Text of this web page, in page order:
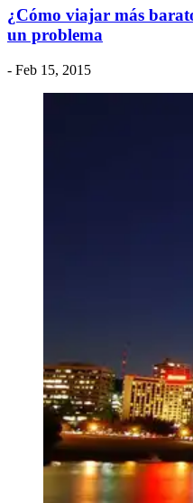
​¿Cómo viajar más
un problema
- Feb 15, 2015